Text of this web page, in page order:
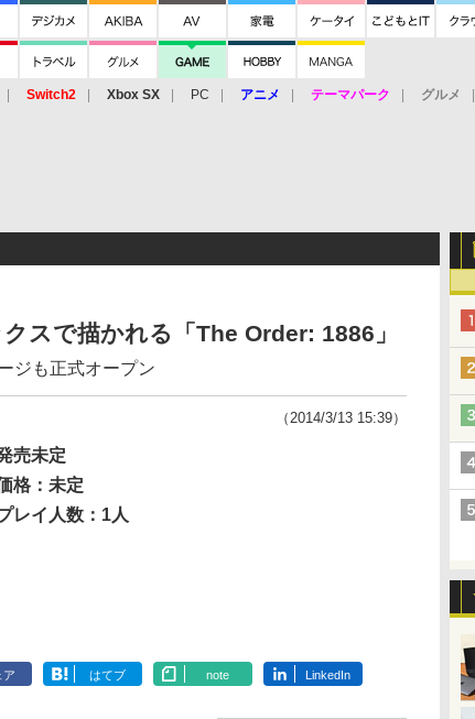
Switch2 Xbox SX PC アニメ テーマパーク グルメ
スで描かれる「The Order: 1886」
ジも正式オープン
（2014/3/13 15:39）
売未定
格：未定
レイ人数：1人
ア はてブ note LinkedIn